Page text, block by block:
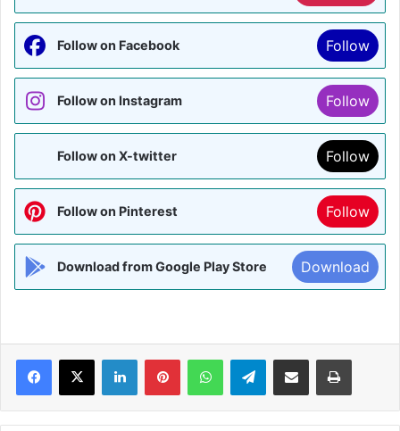
Follow on Facebook Follow
Follow on Instagram Follow
Follow on X-twitter Follow
Follow on Pinterest Follow
Download from Google Play Store Download
Facebook
X LinkedInPinterestWhatsAppTelegramShare via Email Print